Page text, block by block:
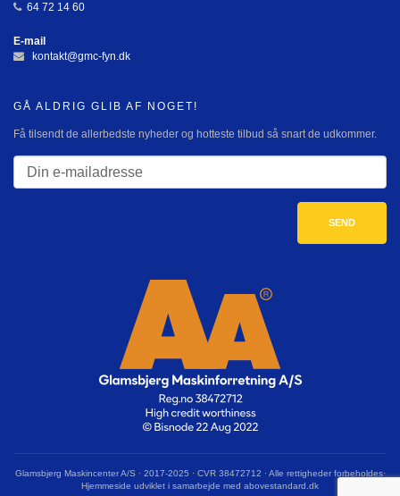
64 72 14 60
E-mail
kontakt@gmc-fyn.dk
GÅ ALDRIG GLIB AF NOGET!
Få tilsendt de allerbedste nyheder og hotteste tilbud så snart de udkommer.
Glamsbjerg Maskincenter A/S · 2017-2025 · CVR 38472712 · Alle rettigheder forbeholdes·
Hjemmeside udviklet i samarbejde med abovestandard.dk